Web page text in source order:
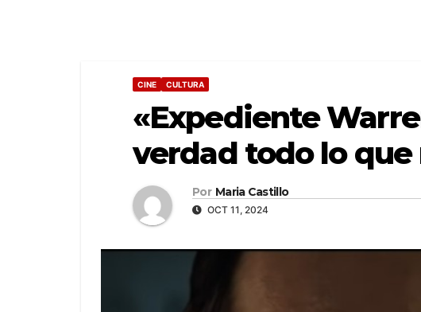
CINE CULTURA
«Expediente
verdad todo lo
Por Maria Castillo
OCT 11, 2024